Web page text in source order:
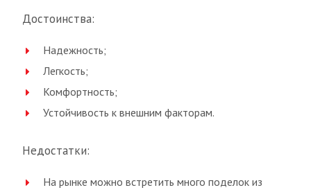
Достоинства:
Надежность;
Легкость;
Комфортность;
Устойчивость к внешним факторам.
Недостатки:
На рынке можно встретить много поделок из